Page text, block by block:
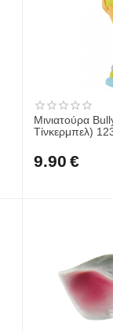
Μινιατούρα
Τίνκερμπελ)
9.90 €